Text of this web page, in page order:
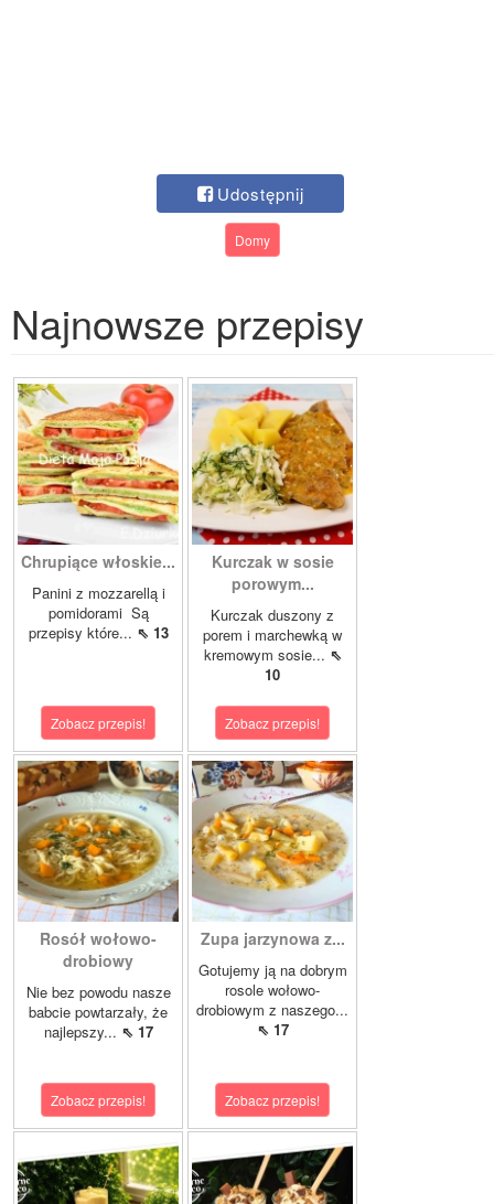
Udostępnij
Domy
Najnowsze przepisy
Chrupiące włoskie...
Panini z mozzarellą i
pomidorami Są
przepisy które... ⇖ 13
Zobacz przepis!
Kurczak w sosie
porowym...
Kurczak duszony z
porem i marchewką w
kremowym sosie... ⇖
10
Zobacz przepis!
Rosół wołowo-
drobiowy
Nie bez powodu nasze
babcie powtarzały, że
najlepszy... ⇖ 17
Zobacz przepis!
Zupa jarzynowa z...
Gotujemy ją na dobrym
rosole wołowo-
drobiowym z naszego...
⇖ 17
Zobacz przepis!